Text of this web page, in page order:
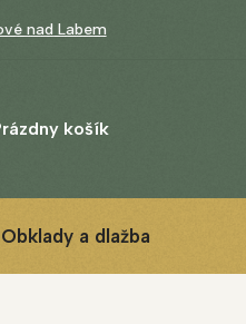
nad Labem
košík
Obklady a dlažba